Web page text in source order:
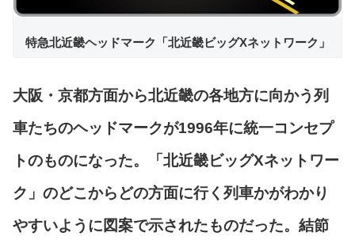
特急北近畿ヘッドマーク「北近畿ビッグXネットワーク」
大阪・京都方面から北近畿の各地方に向かう列
車たちのヘッドマークが1996年に統一コンセプ
トのものになった。「北近畿ビッグXネットワー
ク」のどこからどの方面に行く列車かがわかり
やすいように図案で示されたものだった。結節